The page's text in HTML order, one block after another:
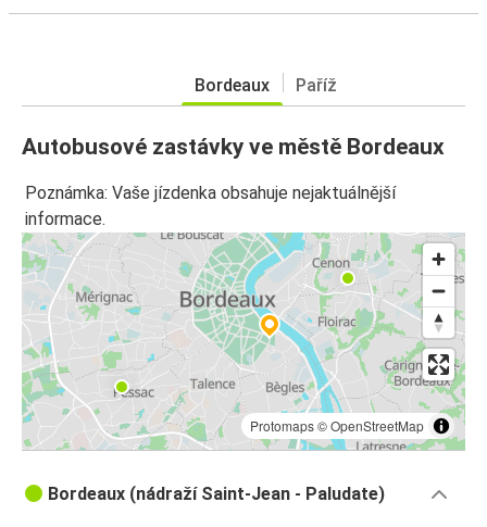
Bordeaux Paříž
Autobusové zastávky ve městě Bordeaux
Poznámka: Vaše jízdenka obsahuje nejaktuálnější
informace.
Protomaps©OpenStreetMap
Bordeaux (nádraží Saint-Jean - Paludate)